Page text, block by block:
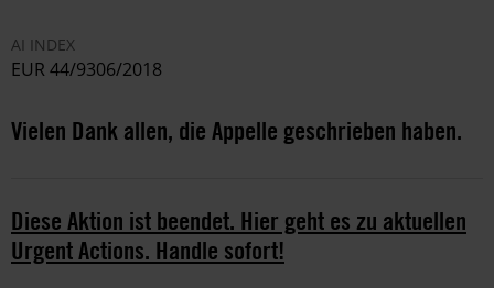
AI INDEX
EUR 44/9306/2018
Vielen Dank allen, die Appelle geschrieben haben.
Diese Aktion ist beendet. Hier geht es zu aktuellen
Urgent Actions. Handle sofort!